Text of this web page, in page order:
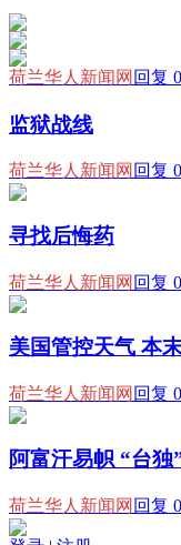
荷兰华人新闻网 回复 0
监狱战线
荷兰华人新闻网 回复 0
寻找后悔药
荷兰华人新闻网 回复 0
美国管控天气 本
荷兰华人新闻网 回复 0
阿富汗易帜 “台独
荷兰华人新闻网 回复 0